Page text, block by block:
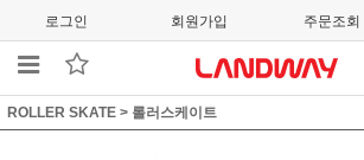
로그인 회원가입 주문조회
ROLLER SKATE > 롤러스케이트